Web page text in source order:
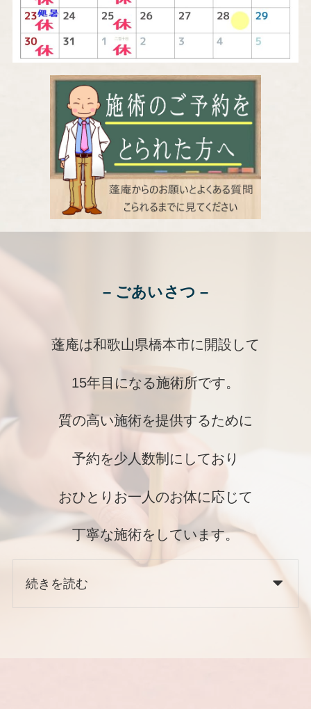
– ごあいさつ –
蓬庵は和歌山県橋本市に開設して
15年目になる施術所です。
質の高い施術を提供するために
予約を少人数制にしており
おひとりお一人のお体に応じて
丁寧な施術をしています。
続きを読む